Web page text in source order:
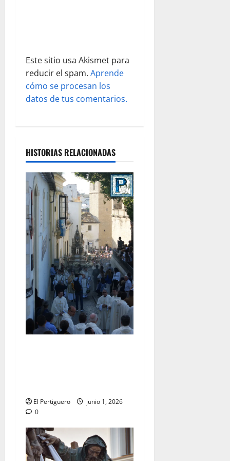
s
Este sitio usa Akismet para
reducir el spam. Aprende
cómo se procesan los
datos de tus comentarios.
HISTORIAS RELACIONADAS
El Pertiguero
junio 1, 2026
0